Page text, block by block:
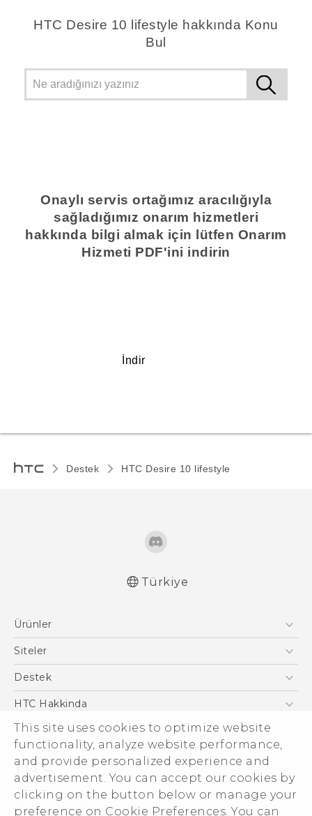
This site uses cookies to optimize website
functionality, analyze website performance,
and provide personalized experience and
advertisement. You can accept our cookies by
clicking on the button below or manage your
preference on Cookie Preferences. You can
HTC Desire 10 lifestyle hakkında Konu
Bul
Onaylı servis ortağımız aracılığıyla
sağladığımız onarım hizmetleri
hakkında bilgi almak için lütfen Onarım
Hizmeti PDF'ini indirin
İndir
Destek HTC Desire 10 lifestyle‎
Türkiye
Ürünler
Akıllı Telefonlar
VIVE
Siteler
HTC Dev
Destek
Destek Merkezi
HTC Hakkinda
ESG
Yatırımcı (İNGİLİZCE)
Gizlilik Politikası
Ürün Güvenliği
© 2011-2026 HTC Corporation